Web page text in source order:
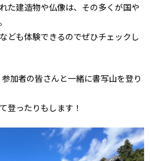
た建造物や仏像は、その多くが国や
ども体験できるのでぜひチェックし
加者の皆さんと一緒に書写山を登り
登ったりもします！